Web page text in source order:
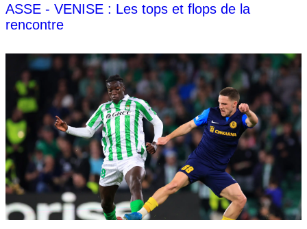
ASSE - VENISE : Les tops et flops de la
rencontre